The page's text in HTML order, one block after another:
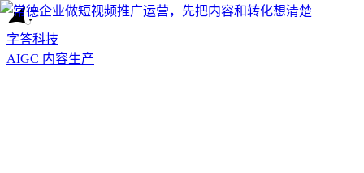
字答科技
AIGC 内容生产